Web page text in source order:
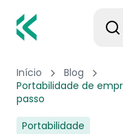
Início
Blog
Portabilidade de
passo
Portabilidade